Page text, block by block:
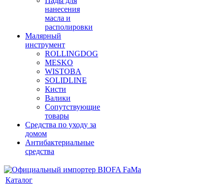
нанесения
масла и
располировки
Малярный
инструмент
ROLLINGDOG
MESKO
WISTOBA
SOLIDLINE
Кисти
Валики
Сопутствующие
товары
Средства по уходу за
домом
Антибактериальные
средства
Каталог